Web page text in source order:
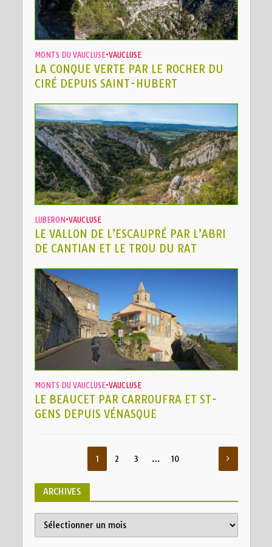
MONTS DU VAUCLUSE•VAUCLUSE
LA CONQUE VERTE PAR LE ROCHER DU
CIRÉ DEPUIS SAINT-HUBERT
LUBERON •VAUCLUSE
LE VALLON DE L’ESCAUPRÉ PAR L’ABRI
DE CANTIAN ET LE TROU DU RAT
MONTS DU VAUCLUSE•VAUCLUSE
LE BEAUCET PAR CARROUFRA ET ST-
GENS DEPUIS VÉNASQUE
1 2 3 … 10
ARCHIVES